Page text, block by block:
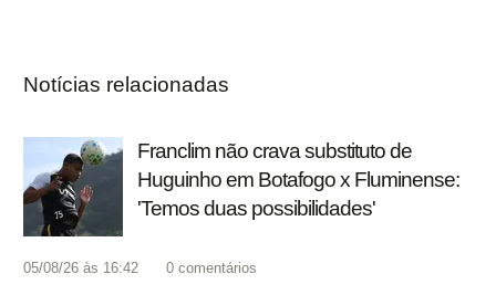
Notícias relacionadas
Franclim não crava substituto de
Huguinho em Botafogo x Fluminense:
'Temos duas possibilidades'
05/08/26 às 16:42 0 comentários